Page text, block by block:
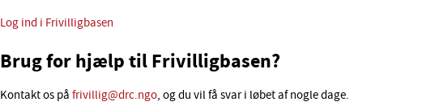
Log ind i Frivilligbasen
Brug for hjælp til Frivilligbasen?
Kontakt os påfrivillig@drc.ngo, og du vil få svar i løbet af nogle dage.